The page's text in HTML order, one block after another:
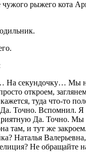
чужого рыжего кота
На секундочку… Мы
откроем,
туда что-то
Да. Точно. Вспомнил. Я
Да. Точно. Мы
там, и тут же
Наталья
Не обращайте